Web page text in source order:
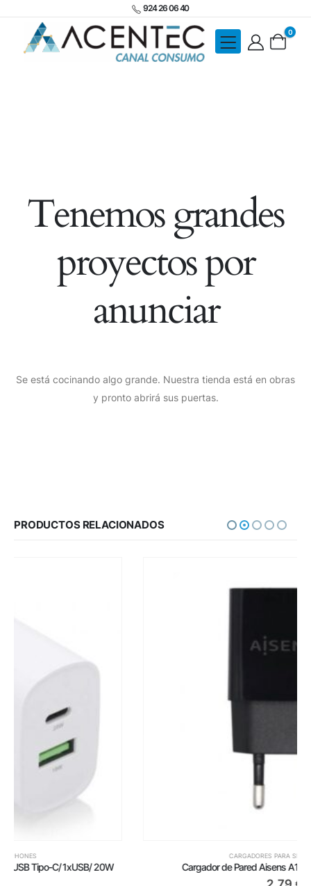
924 26 06 40
0
Tenemos grandes
proyectos por
anunciar
Se está cocinando algo grande. Nuestra tienda está en obras
y pronto abrirá sus puertas.
PRODUCTOS RELACIONADOS
Cargador de Pared Aisens A110-0527/ 1xUSB/ 10W